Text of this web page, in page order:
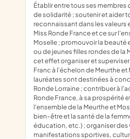
établir entre tous ses membres des relations amicales et
de solidarité ; soutenir et aider
reconnaissant dans les valeurs
Miss Ronde France et ce sur
Moselle ; promouvoir la beauté
ou de jeunes filles rondes de la
cet effet organiser et
Franc à l'échelon de Meurthe et
lauréates sont destinées à
Ronde Lorraine ; contribuer à
Ronde France, à sa prospérité
l'ensemble de la Meurthe et
bien-être et la santé de la
éducation, etc.) ; organiser
manifestations sportives,